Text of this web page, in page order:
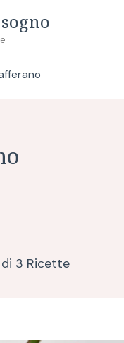
3 Ricette